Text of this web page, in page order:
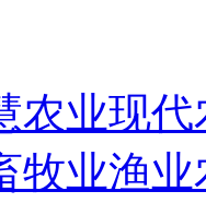
农业现代
牧业渔业